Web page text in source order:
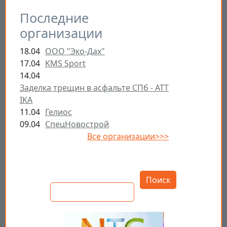
Последние
организации
18.04 ООО "Эко-Дах"
17.04 KMS Sport
14.04
Заделка трещин в асфальте СПб - ATT
IKA
11.04 Гелиос
09.04 СпецНовострой
Все организации>>>